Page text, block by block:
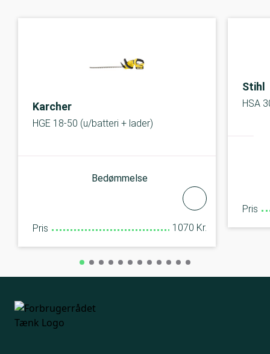
Karcher
HGE 18-50 (u/batteri + lader)
Bedømmelse
Pris 1070 Kr.
Stihl
HSA
Pris